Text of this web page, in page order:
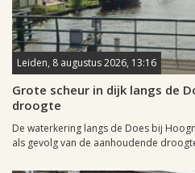
Leiden, 8 augustus 2026, 13:16
Grote scheur in dijk langs de
droogte
De waterkering langs de Does bij
als gevolg van de aanhoudende